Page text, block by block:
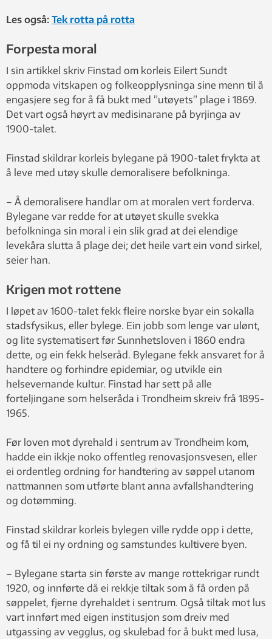
Les også: Tek rotta på rotta
Forpesta moral
I sin artikkel skriv Finstad om korleis Eilert Sundt
oppmoda vitskapen og folkeopplysninga sine menn til å
engasjere seg for å få bukt med ”utøyets” plage i 1869.
Det vart også høyrt av medisinarane på byrjinga av
1900-talet.
Finstad skildrar korleis bylegane på 1900-talet frykta at
å leve med utøy skulle demoralisere befolkninga.
– Å demoralisere handlar om at moralen vert forderva.
Bylegane var redde for at utøyet skulle svekka
befolkninga sin moral i ein slik grad at dei elendige
levekåra slutta å plage dei; det heile vart ein vond sirkel,
seier han.
Krigen mot rottene
I løpet av 1600-talet fekk fleire norske byar ein sokalla
stadsfysikus, eller bylege. Ein jobb som lenge var ulønt,
og lite systematisert før Sunnhetsloven i 1860 endra
dette, og ein fekk helseråd. Bylegane fekk ansvaret for å
handtere og forhindre epidemiar, og utvikle ein
helsevernande kultur. Finstad har sett på alle
forteljingane som helseråda i Trondheim skreiv frå 1895-
1965.
Før loven mot dyrehald i sentrum av Trondheim kom,
hadde ein ikkje noko offentleg renovasjonsvesen, eller
ei ordentleg ordning for handtering av søppel utanom
nattmannen som utførte blant anna avfallshandtering
og dotømming.
Finstad skildrar korleis bylegen ville rydde opp i dette,
og få til ei ny ordning og samstundes kultivere byen.
– Bylegane starta sin første av mange rottekrigar rundt
1920, og innførte då ei rekkje tiltak som å få orden på
søppelet, fjerne dyrehaldet i sentrum. Også tiltak mot lus
vart innført med eigen institusjon som dreiv med
utgassing av vegglus, og skulebad for å bukt med lusa,